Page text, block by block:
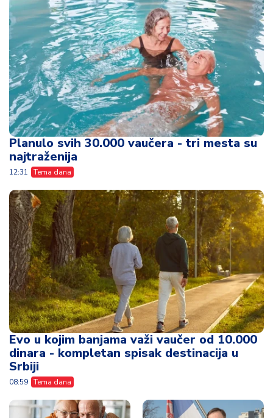
Planulo svih 30.000 vaučera - tri mesta su
najtraženija
12:31 Tema dana
Evo u kojim banjama važi vaučer od 10.000
dinara - kompletan spisak destinacija u
Srbiji
08:59 Tema dana